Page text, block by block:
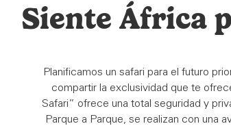
Siente África
Planificamos un safari para el futuro
compartir la exclusividad que te
Safari” ofrece una total seguridad y
Parque a Parque, se realizan con una